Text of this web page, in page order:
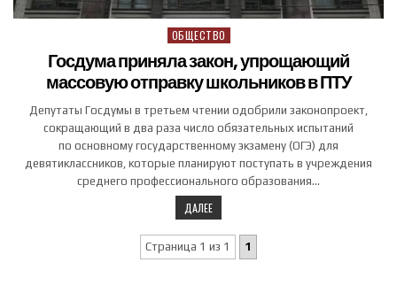
Posted in
ОБЩЕСТВО
Госдума приняла закон, упрощающий
массовую отправку школьников в ПТУ
Депутаты Госдумы в третьем чтении одобрили законопроект,
сокращающий в два раза число обязательных испытаний
по основному государственному экзамену (ОГЭ) для
девятиклассников, которые планируют поступать в учреждения
среднего профессионального образования…
ДАЛЕЕ
Страница 1 из 1 1